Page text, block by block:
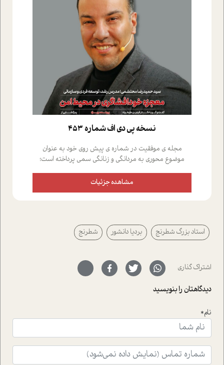
نسخه پي دي اف شماره 453
مجله ی موفقیت در شماره ی پیش روی خود به عنوان
موضوع محوری به مردانگی و زنانگی سمی پرداخته است؛
علیخواه، جامعه شناس در بخش های مختلف تلاش کرده ایم
از دریچه های گوناگون به این موضوع مهم بپردازیم.فصل
پیرامون آن آشنا می کند.در بخش دو فنجان داغ به سراغ افرادی
رفته ایم که موفقیت را در عمل به اثبات رسانده اند؛ سید
حمیدرضا محتشمی که بیست و پنجمین سال فعالیت حرفه
سر نهاده است و نیز کرامت عزیز زاده؛ سفیر صلح و دوستی که
با رکاب زدن در بیش از هفتاد کشور و کاشتن درخت، به نماد
حمایت از محیط زیست و منابع طبیعی تبدیل گشته
است.فصل روایت اجنبی ها در این شماره به دو موضوع
ای که به زندگی شگفت انگیز جین گودال و تاثیرات کاوش های
ایشان در حوزه ی شامپانزه ها بر زندگی امروزی ما نگاهی
افکنده است.فصل اتاق 333 شما را پای صحبت یک تجربه ی
واقعی در ارتباط با اختلال شخصیت اسکزوئید و مشکلات و نیز
راهکارهای حل آن قرار می دهد که در اتاق درمان اتفاق افتاده
مشاهده جزئیات
استاد بزرگ شطرنج بردیا دانشور شطرنج
اشتراک گذاری
دیدگاهتان را بنویسید
نام*